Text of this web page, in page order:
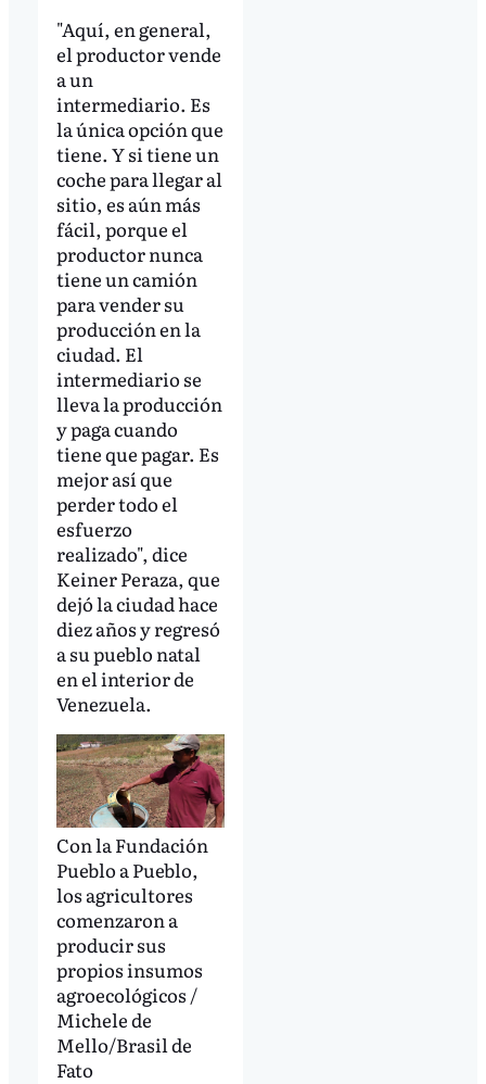
"Aquí, en general,
el productor vende
a un
intermediario. Es
la única opción que
tiene. Y si tiene un
coche para llegar al
sitio, es aún más
fácil, porque el
productor nunca
tiene un camión
para vender su
producción en la
ciudad. El
intermediario se
lleva la producción
y paga cuando
tiene que pagar. Es
mejor así que
perder todo el
esfuerzo
realizado", dice
Keiner Peraza, que
dejó la ciudad hace
diez años y regresó
a su pueblo natal
en el interior de
Venezuela.
Con la Fundación
Pueblo a Pueblo,
los agricultores
comenzaron a
producir sus
propios insumos
agroecológicos /
Michele de
Mello/Brasil de
Fato